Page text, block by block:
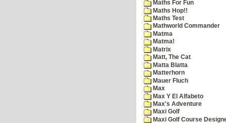
Maths For Fun
Maths Hop!!
Maths Test
Mathworld Commander
Matma
Matma!
Matrix
Matt, The Cat
Matta Blatta
Matterhorn
Mauer Fluch
Max
Max Y El Alfabeto
Max's Adventure
Maxi Golf
Maxi Golf Course